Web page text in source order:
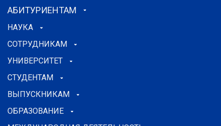
АБИТУРИЕНТАМ
НАУКА
СОТРУДНИКАМ
УНИВЕРСИТЕТ
СТУДЕНТАМ
ВЫПУСКНИКАМ
ОБРАЗОВАНИЕ